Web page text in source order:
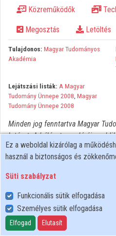
Intézmények
Közreműködők
Közreműködők
Megosztás Letöltés
Tulajdonos: Magyar Tudományos
Akadémia
Lejátszási listák: A Magyar
Tudomány Ünnepe 2008, Magyar
Tudomány Ünnepe 2008
Minden jog fenntartva Magyar
Intézet. A hálózaton való
forgalomba hozatal szigorúan
jogtulajdonos(ok) engedélyéhez
Felhasználói szabályzat
Adatkezelési tájékoztató
Süti szabályzat
Ez a weboldal kizárólag a
használ a biztonságos és
Süti szabályzat
Funkcionális sütik elfogadása
Személyes sütik elfogadása
Elfogad Elutasít